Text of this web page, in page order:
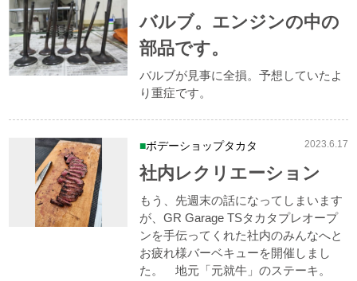
バルブ。エンジンの中の
部品です。
バルブが見事に全損。予想していたよ
り重症です。
ボデーショップタカタ 2023.6.17
社内レクリエーション
もう、先週末の話になってしまいます
が、GR Garage TSタカタプレオープ
ンを手伝ってくれた社内のみんなへと
お疲れ様バーベキューを開催しまし
た。 地元「元就牛」のステーキ。